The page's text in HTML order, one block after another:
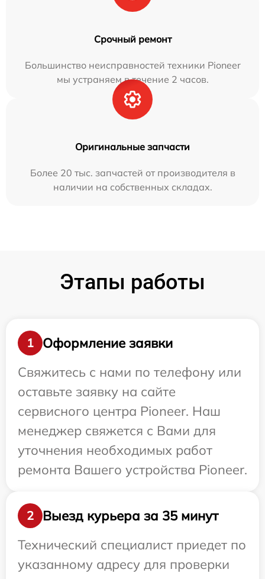
Срочный ремонт
Большинство неисправностей техники Pioneer
мы устраняем в течение 2 часов.
Оригинальные запчасти
Более 20 тыс. запчастей от производителя в
наличии на собственных складах.
Этапы работы
1
Оформление заявки
Свяжитесь с нами по телефону или
оставьте заявку на сайте
сервисного центра Pioneer. Наш
менеджер свяжется с Вами для
уточнения необходимых работ
ремонта Вашего устройства Pioneer.
2
Выезд курьера за 35 минут
Технический специалист приедет по
указанному адресу для проверки